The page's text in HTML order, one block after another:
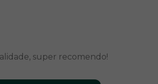
super recomendo!